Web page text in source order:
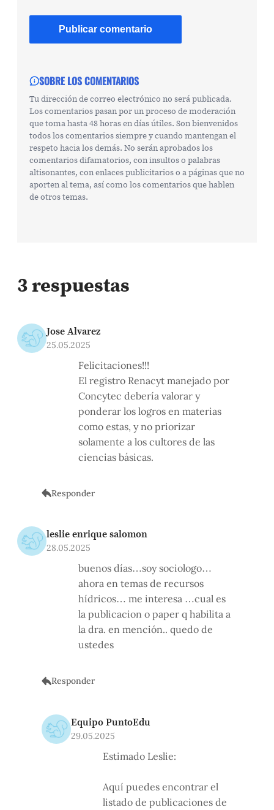
SOBRE LOS COMENTARIOS
Tu dirección de correo electrónico no será publicada.
Los comentarios pasan por un proceso de moderación
que toma hasta 48 horas en días útiles. Son bienvenidos
todos los comentarios siempre y cuando mantengan el
respeto hacia los demás. No serán aprobados los
comentarios difamatorios, con insultos o palabras
altisonantes, con enlaces publicitarios o a páginas que no
aporten al tema, así como los comentarios que hablen
de otros temas.
3 respuestas
Jose Alvarez
25.05.2025
Felicitaciones!!!
El registro Renacyt manejado por
Concytec debería valorar y
ponderar los logros en materias
como estas, y no priorizar
solamente a los cultores de las
ciencias básicas.
Responder
leslie enrique salomon
28.05.2025
buenos días…soy sociologo…
ahora en temas de recursos
hídricos… me interesa …cual es
la publicacion o paper q habilita a
la dra. en mención.. quedo de
ustedes
Responder
Equipo PuntoEdu
29.05.2025
Estimado Leslie:
Aquí puedes encontrar el
listado de publicaciones de